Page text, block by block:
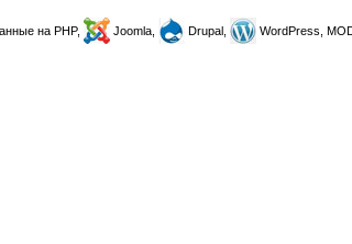
на PHP, Joomla, Drupal, WordPress,